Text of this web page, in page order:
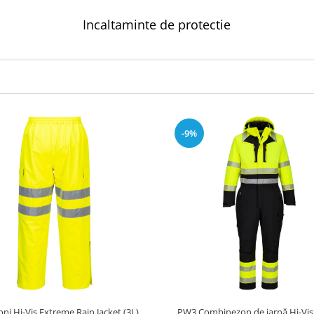
Incaltaminte de protectie
-9%